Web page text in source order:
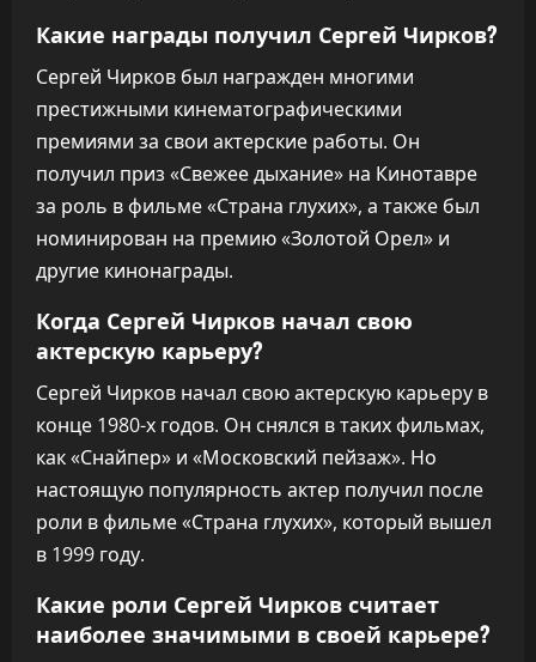
Какие награды получил Сергей Чирков?
Сергей Чирков был награжден многими
престижными кинематографическими
премиями за свои актерские работы. Он
получил приз «Свежее дыхание» на Кинотавре
за роль в фильме «Страна глухих», а также был
номинирован на премию «Золотой Орел» и
другие кинонаграды.
Когда Сергей Чирков начал свою
актерскую карьеру?
Сергей Чирков начал свою актерскую карьеру в
конце 1980-х годов. Он снялся в таких фильмах,
как «Снайпер» и «Московский пейзаж». Но
настоящую популярность актер получил после
роли в фильме «Страна глухих», который вышел
в 1999 году.
Какие роли Сергей Чирков считает
наиболее значимыми в своей карьере?